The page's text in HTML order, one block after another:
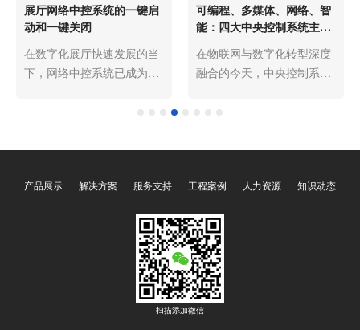
具备CNAS和CMA检测报
告：中央控制系统主机在会
在数字化浪潮推动下，会议
室与展厅正从传统静态空间
优势，成为两大场景的必备
合格评定国家认可委员会）
重检测报告的中央控制系统
主机，因在质量、性能、合
规性上更具保障，已成为市
场主流选择，使用范围远超
普通无认证产品，深度赋能
可编程网络中控系统主机支
持通过浏览器WER管理控制
在物联网与智能化浪潮的推
动下，可编程网络中控系统
协同、指令下发、状态监控
过浏览器WEB管理控制是该
打破了传统C/S架构的操作
局限，依托B/S架构的优
势，实现了跨终端、跨地域
的便捷管控，大幅降低了操
作门槛，提升了系统运维效
产品展示 解决方案 服务支持 工程案例 人力资源 知识动态
扫描添加微信